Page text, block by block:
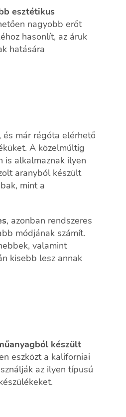
esztétikus
nagyobb erőt
hasonlít, az áruk
hatására
, és már régóta elérhető
A közelmúltig
is alkalmaznak ilyen
aranyból készült
mint a
, azonban rendszeres
módjának számít.
valamint
kisebb lesz annak
készült
eszközt a kaliforniai
az ilyen típusú